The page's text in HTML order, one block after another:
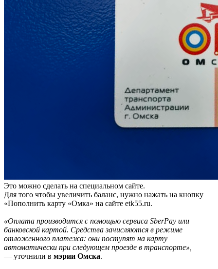
Это можно сделать на специальном сайте.
Для того чтобы увеличить баланс, нужно нажать на кнопку
«Пополнить карту «Омка» на сайте etk55.ru.
«Оплата производится с помощью сервиса SberPay или
банковской картой. Средства зачисляются в режиме
отложенного платежа: они поступят на карту
автоматически при следующем проезде в транспорте»,
— уточнили в мэрии Омска.